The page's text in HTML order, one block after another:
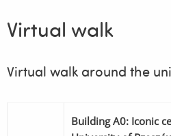
Virtual walk
Virtual walk around the
Building A0: Iconic